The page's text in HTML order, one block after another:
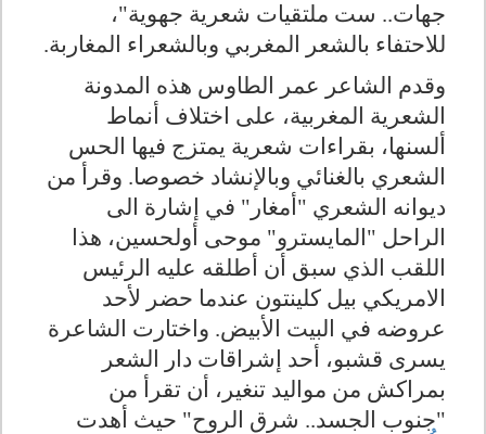
جهات.. ست ملتقيات شعرية جهوية"،
للاحتفاء بالشعر المغربي وبالشعراء المغاربة.
وقدم الشاعر عمر الطاوس هذه المدونة
الشعرية المغربية، على اختلاف أنماط
ألسنها، بقراءات شعرية يمتزج فيها الحس
الشعري بالغنائي وبالإنشاد خصوصا. وقرأ من
ديوانه الشعري "أمغار" في إشارة الى
الراحل "المايسترو" موحى أولحسين، هذا
اللقب الذي سبق أن أطلقه عليه الرئيس
الامريكي بيل كلينتون عندما حضر لأحد
عروضه في البيت الأبيض. واختارت الشاعرة
يسرى قشبو، أحد إشراقات دار الشعر
بمراكش من مواليد تنغير، أن تقرأ من
"جنوب الجسد.. شرق الروح" حيث أهدت